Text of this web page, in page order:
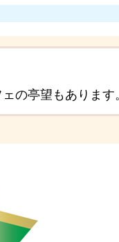
の亭望もあります